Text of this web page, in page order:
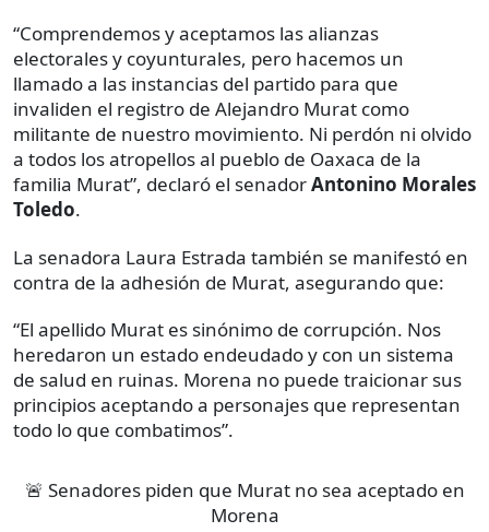
“Comprendemos y aceptamos las alianzas
electorales y coyunturales, pero hacemos un
llamado a las instancias del partido para que
invaliden el registro de Alejandro Murat como
militante de nuestro movimiento. Ni perdón ni olvido
a todos los atropellos al pueblo de Oaxaca de la
familia Murat”, declaró el senadorAntonino Morales
Toledo.
La senadora Laura Estrada también se manifestó en
contra de la adhesión de Murat, asegurando que:
“El apellido Murat es sinónimo de corrupción. Nos
heredaron un estado endeudado y con un sistema
de salud en ruinas. Morena no puede traicionar sus
principios aceptando a personajes que representan
todo lo que combatimos”.
🚨 Senadores piden que Murat no sea aceptado en
Morena